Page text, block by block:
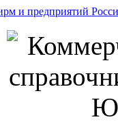
и предприятий